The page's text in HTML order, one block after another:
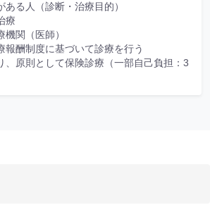
ある人（診断・治療目的）
療
関（医師）
報酬制度に基づいて診療を行う
、原則として保険診療（一部自己負担：3